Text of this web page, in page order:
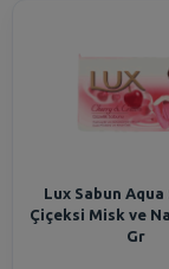
Lux Sabun
Çiçeksi Misk ve
Gr